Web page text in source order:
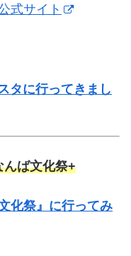
式サイト
タに行ってきまし
んば文化祭+
化祭』に行ってみ